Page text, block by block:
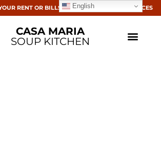
RENT OR BILLS? CLICK HERE FOR RESOURCES
CASA MARIA
SOUP KITCHEN
English